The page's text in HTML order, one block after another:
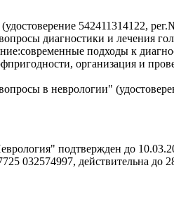
542411314122,
диагностики и лечения
подходы к
организация и
в неврологии"
подтвержден до
032574997, действительна до